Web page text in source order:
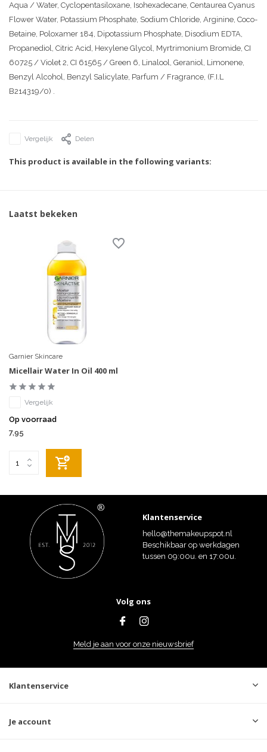
Aqua / Water, Cyclopentasiloxane, Isohexadecane, Centaurea Cyanus
Flower Water, Potassium Phosphate, Sodium Chloride, Arginine, Coco-
Betaine, Poloxamer 184, Dipotassium Phosphate, Disodium EDTA,
Propanediol, Citric Acid, Hexylene Glycol, Myrtrimonium Bromide, CI
60725 / Violet 2, CI 61565 / Green 6, Linalool, Geraniol, Limonene,
Benzyl Alcohol, Benzyl Salicylate, Parfum / Fragrance, (F.I.L
B214319/0) .
Vergelijk Delen
This product is available in the following variants:
Laatst bekeken
Garnier Skincare
Micellair Water In Oil 400 ml
Vergelijk
Op voorraad
7,95
Klantenservice
hello@themakeupspot.nl
Beschikbaar op werkdagen
tussen 09:00u. en 17:00u.
Volg ons
Meld je aan voor onze nieuwsbrief
Klantenservice
Je account